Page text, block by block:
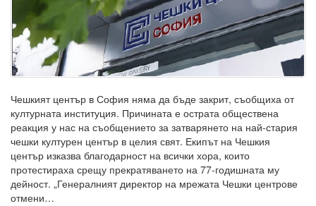
Чешкият център в София няма да бъде закрит, съобщиха от
културната институция. Причината е острата обществена
реакция у нас на съобщението за затварянето на най-стария
чешки културен център в целия свят. Екипът на Чешкия
център изказва благодарност на всички хора, които
протестираха срещу прекратяването на 77-годишната му
дейност. „Генералният директор на мрежата Чешки центрове
отмени…